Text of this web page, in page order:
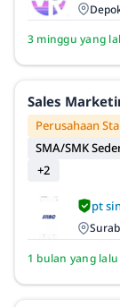
3 minggu yang
Sales
Perusahaan
SMA/SMK
+2
pt
1 bulan yang lalu